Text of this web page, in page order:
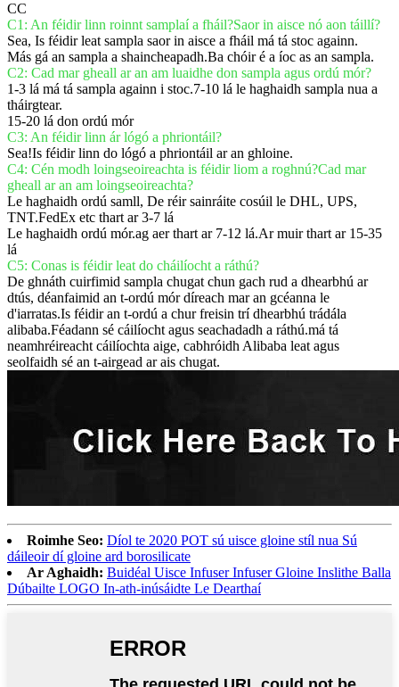
CC
C1: An féidir linn roinnt samplaí a fháil?Saor in aisce nó aon táillí?
Sea, Is féidir leat sampla saor in aisce a fháil má tá stoc againn.
Más gá an sampla a shaincheapadh.Ba chóir é a íoc as an sampla.
C2: Cad mar gheall ar an am luaidhe don sampla agus ordú mór?
1-3 lá má tá sampla againn i stoc.7-10 lá le haghaidh sampla nua a
tháirgtear.
15-20 lá don ordú mór
C3: An féidir linn ár lógó a phriontáil?
Sea!Is féidir linn do lógó a phriontáil ar an ghloine.
C4: Cén modh loingseoireachta is féidir liom a roghnú?Cad mar
gheall ar an am loingseoireachta?
Le haghaidh ordú samll, De réir sainráite cosúil le DHL, UPS,
TNT.FedEx etc thart ar 3-7 lá
Le haghaidh ordú mór.ag aer thart ar 7-12 lá.Ar muir thart ar 15-35
lá
C5: Conas is féidir leat do cháilíocht a ráthú?
De ghnáth cuirfimid sampla chugat chun gach rud a dhearbhú ar
dtús, déanfaimid an t-ordú mór díreach mar an gcéanna le
d'iarratas.Is féidir an t-ordú a chur freisin trí dhearbhú trádála
alibaba.Féadann sé cáilíocht agus seachadadh a ráthú.má tá
neamhréireacht cáilíochta aige, cabhróidh Alibaba leat agus
seolfaidh sé an t-airgead ar ais chugat.
Roimhe Seo: Díol te 2020 POT sú uisce gloine stíl nua Sú
dáileoir dí gloine ard borosilicate
Ar Aghaidh: Buidéal Uisce Infuser Infuser Gloine Inslithe Balla
Dúbailte LOGO In-ath-inúsáidte Le Dearthaí